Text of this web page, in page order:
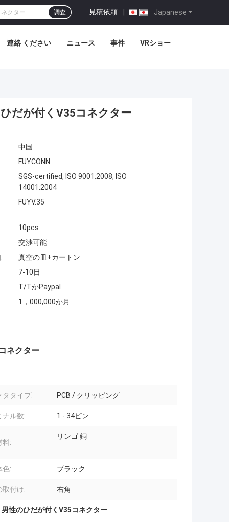
Japanese
見積依頼 |
調査
連絡 ください ニュース 事件 VRショー
だが付くV35コネクター
中国
FUYCONN
SGS-certified, ISO 9001:2008, ISO
14001:2004
FUYV.35
10pcs
交渉可能
真空の皿+カートン
7-10日
T/TかPaypal
1，000,000か月
ネクター
タタイプ: PCB / クリッピング
ナル数: 1 - 34ピン
料:
リンゴ 銅
色: ブラック
取付け: 右角
男性のひだが付くV35コネクター